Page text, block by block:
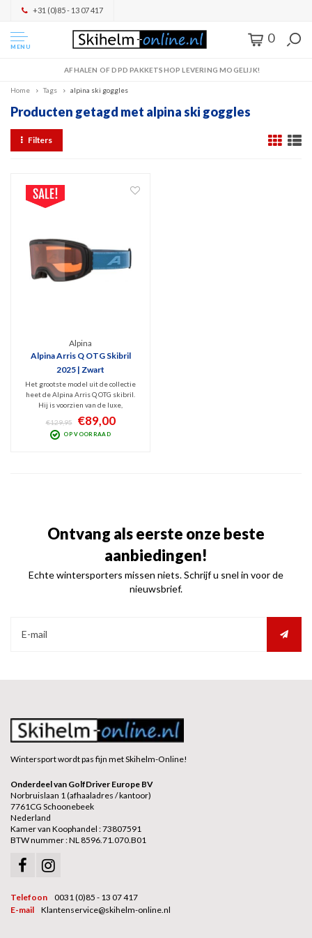
+31 (0)85 - 13 07 417
MENU
0
AFHALEN OF DPD PAKKETSHOP LEVERING MOGELIJK!
Home Tags alpina ski goggles
Producten getagd met alpina ski goggles
Filters
Alpina
Alpina Arris Q OTG Skibril
2025 | Zwart
Het grootste model uit de collectie
heet de Alpina Arris Q OTG skibril.
Hij is voorzien van de luxe,
QuattroFlex lens (Cat. 2) met én een
lichte spiegel én een polariserende
coating voor minder schitteringen.
€129,95 €89,00
OP VOORRAAD
Ontvang als eerste onze beste
aanbiedingen!
Echte wintersporters missen niets. Schrijf u snel in voor de
nieuwsbrief.
Wintersport wordt pas fijn met Skihelm-Online!
Onderdeel van GolfDriver Europe BV
Norbruislaan 1 (afhaaladres / kantoor)
7761CG Schoonebeek
Nederland
Kamer van Koophandel : 73807591
BTW nummer : NL 8596.71.070.B01
Telefoon
0031 (0)85 - 13 07 417
E-mail
Klantenservice@skihelm-online.nl